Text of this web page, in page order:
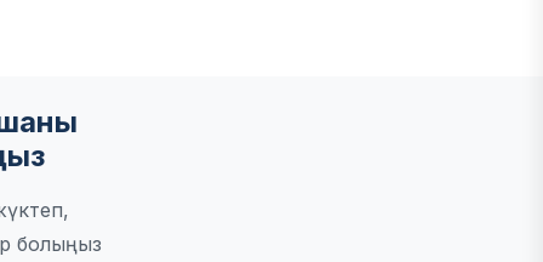
болыңыз